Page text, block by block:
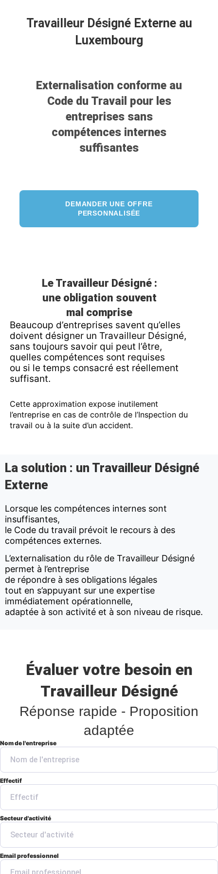
Travailleur Désigné Externe au
Luxembourg
Externalisation conforme au
Code du Travail pour les
entreprises sans
compétences internes
suffisantes
DEMANDER UNE OFFRE
PERSONNALISÉE
Le Travailleur Désigné :
une obligation souvent
mal comprise
Beaucoup d’entreprises savent qu’elles
doivent désigner un Travailleur Désigné,
sans toujours savoir qui peut l’être,
quelles compétences sont requises
ou si le temps consacré est réellement
suffisant.
Cette approximation expose inutilement
l’entreprise en cas de contrôle de l’Inspection du
travail ou à la suite d’un accident.
La solution : un Travailleur Désigné
Externe
Lorsque les compétences internes sont
insuffisantes,
le Code du travail prévoit le recours à des
compétences externes.
L’externalisation du rôle de Travailleur Désigné
permet à l’entreprise
de répondre à ses obligations légales
tout en s’appuyant sur une expertise
immédiatement opérationnelle,
adaptée à son activité et à son niveau de risque.
Évaluer votre besoin en
Travailleur Désigné
Réponse rapide - Proposition
adaptée
Nom de l'entreprise
Effectif
Secteur d'activité
Email professionnel